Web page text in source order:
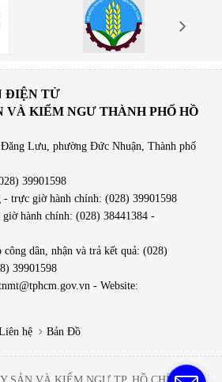
ĐIỆN TỬ
VÀ KIỂM NGƯ THÀNH PHỐ HỒ
Lưu, phường Đức Nhuận, Thành phố
39901598
trực giờ hành chính: (028) 39901598
hành chính: (028) 38441384 -
dân, nhận và trả kết quả: (028)
39901598
- Website:
hệ Bản Đồ